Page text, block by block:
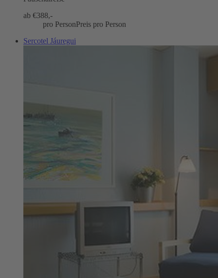
ab €388,-
pro PersonPreis pro Person
Sercotel Jáuregui